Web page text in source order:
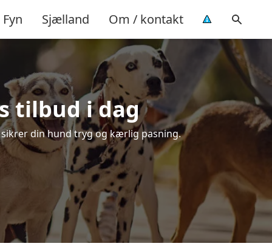
Fyn Sjælland Om / kontakt
tilbud i dag
din hund tryg og kærlig pasning.